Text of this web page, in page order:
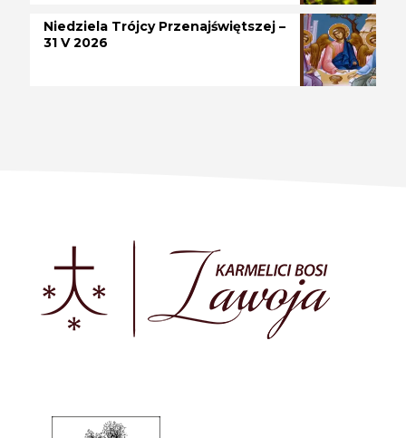
Niedziela Trójcy Przenajświętszej –
31 V 2026